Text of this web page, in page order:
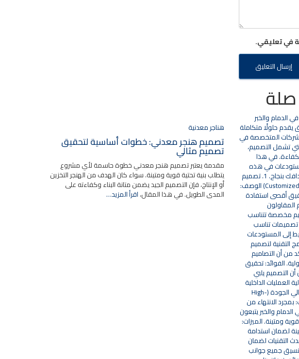
في تعليقي.
هناجر معدنية
تصميم هنجر معدني: خطوات أساسية لتحقيق
تصميم مثالي
مقدمة يعتبر تصميم هنجر معدني خطوة حاسمة لأي مشروع
يتطلب بنية تحتية قوية ومتينة. سواء كان الهدف من الهنجر التخزين
أو الإنتاج، فإن التصميم الجيد يضمن متانة البناء وكفاءته على
المدى الطويل. في هذا المقال،اقرأ المزيد…